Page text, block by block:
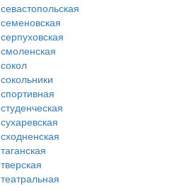
севастопольская
семеновская
серпуховская
смоленская
сокол
сокольники
спортивная
студенческая
сухаревская
сходненская
таганская
тверская
театральная